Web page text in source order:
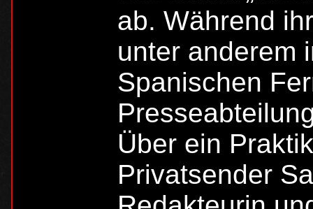
ab. Während
unter anderem
Spanischen
Über ein
Privatsender